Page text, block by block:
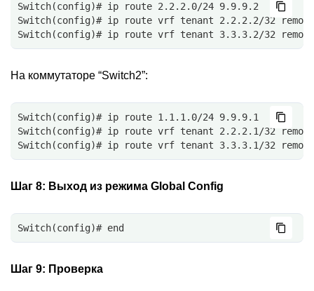
Switch(config)# ip route 2.2.2.0/24 9.9.9.2
Switch(config)# ip route vrf tenant 2.2.2.2/32
Switch(config)# ip route vrf tenant 3.3.3.2/32
На коммутаторе “Switch2”:
Switch(config)# ip route 1.1.1.0/24 9.9.9.1
Switch(config)# ip route vrf tenant 2.2.2.1/32
Switch(config)# ip route vrf tenant 3.3.3.1/32
Шаг 8: Выход из режима Global Config
Switch(config)# end
Шаг 9: Проверка